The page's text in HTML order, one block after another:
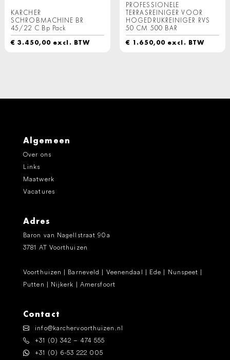
KARCHER
SCHROBMACHINE BR
45/22 C Bp Pack
€ 3.450,00 excl. BTW
PROFESSIONELE
TERRASREINIGER VOOR
HOGEDRUKREINIGER RVS
50 CM 500 BAR
€ 1.650,00 excl. BTW
Algemeen
Over ons
Links
Maatwerk
Vacatures
Adres
Baron van Nagellstraat 90a
3781 AT Voorthuizen
Voorthuizen | Barneveld | Veenendaal | Ede | Nunspeet |
Putten | Nijkerk | Amersfoort
Contact
info@karchervoorthuizen.nl
+31 (0) 342 – 474 555
+31 (0) 6-53 222 005